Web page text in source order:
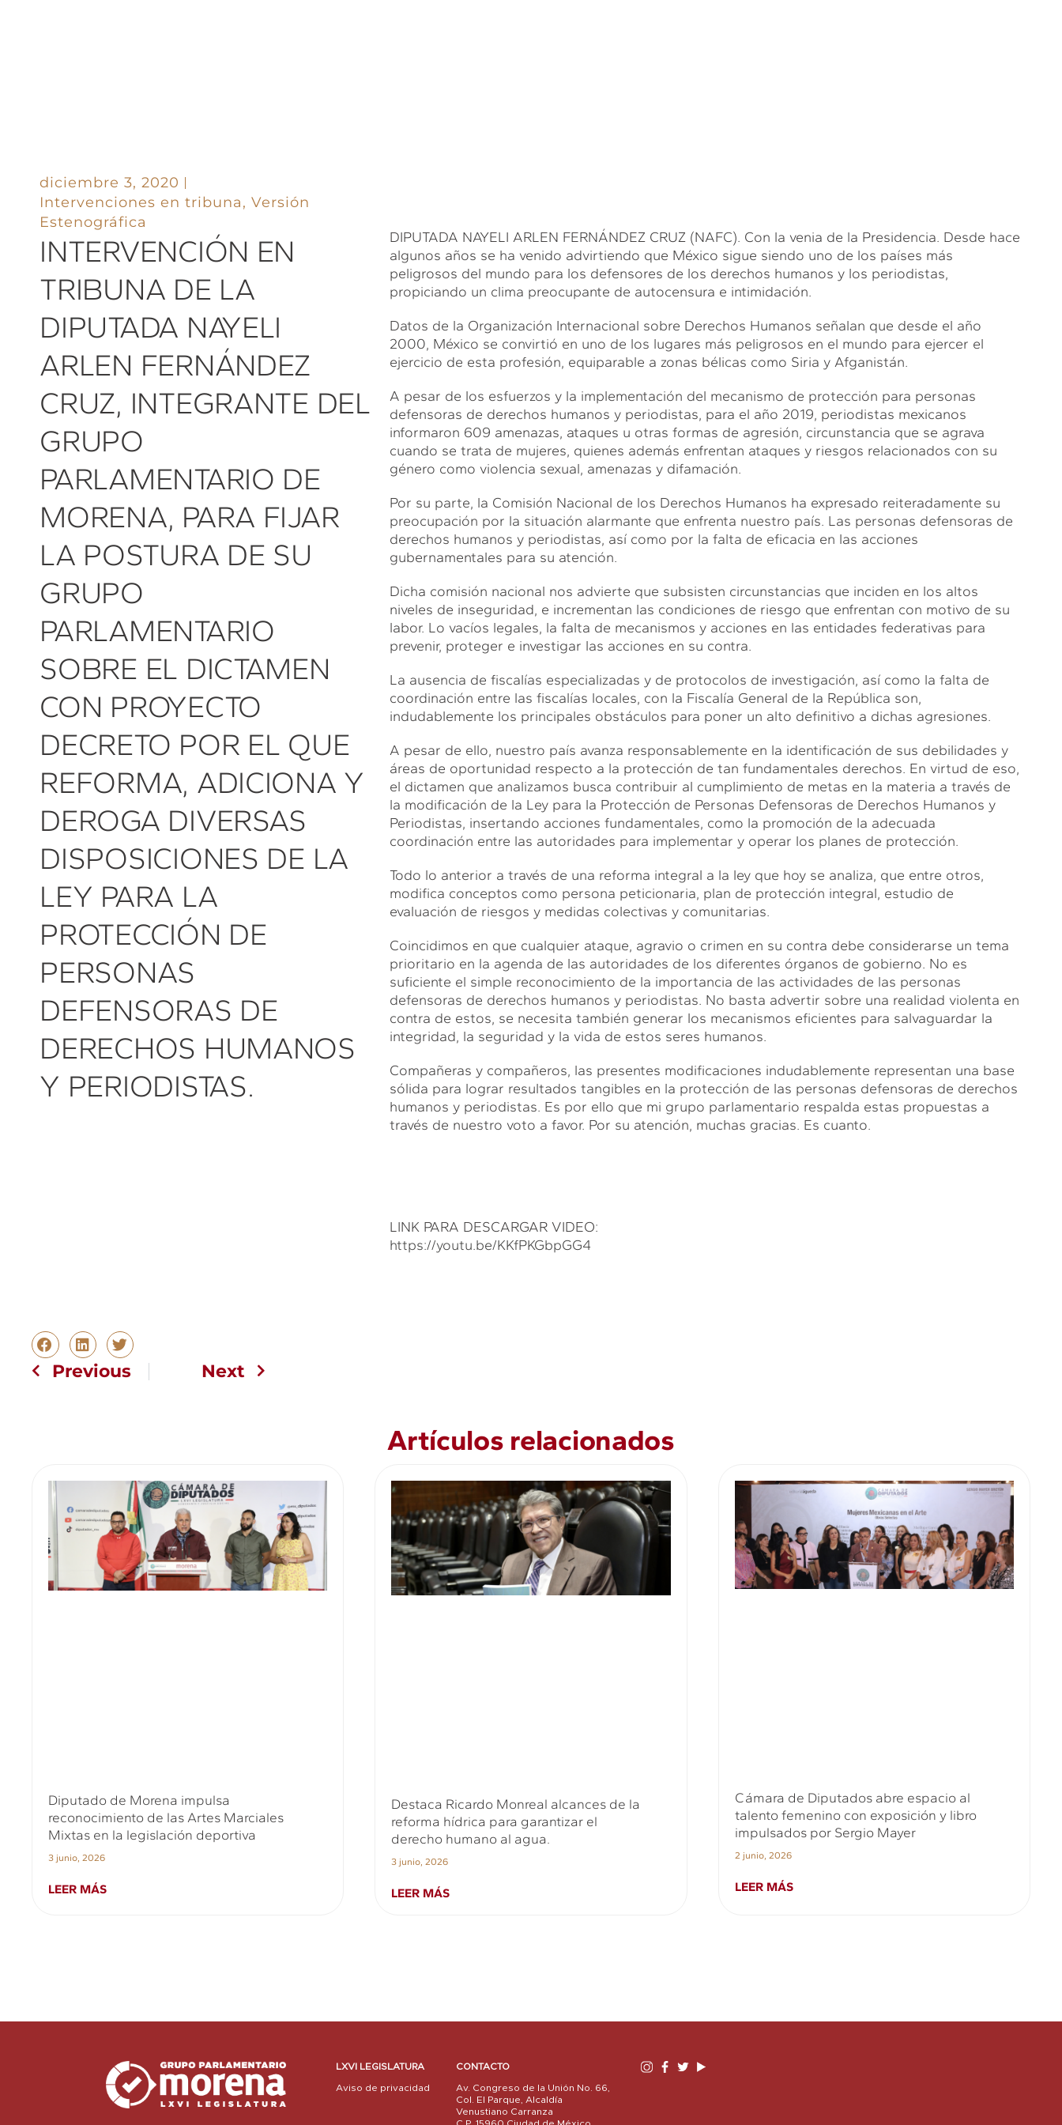
diciembre 3, 2020
Intervenciones en tribuna,Versión
Estenográfica
INTERVENCIÓN EN
TRIBUNA DE LA
DIPUTADA NAYELI
ARLEN FERNÁNDEZ
CRUZ, INTEGRANTE DEL
GRUPO
PARLAMENTARIO DE
MORENA, PARA FIJAR
LA POSTURA DE SU
GRUPO
PARLAMENTARIO
SOBRE EL DICTAMEN
CON PROYECTO
DECRETO POR EL QUE
REFORMA, ADICIONA Y
DEROGA DIVERSAS
DISPOSICIONES DE LA
LEY PARA LA
PROTECCIÓN DE
PERSONAS
DEFENSORAS DE
DERECHOS HUMANOS
Y PERIODISTAS.
DIPUTADA NAYELI ARLEN FERNÁNDEZ CRUZ (NAFC). Con la venia de la Presidencia. Desde hace
algunos años se ha venido advirtiendo que México sigue siendo uno de los países más
peligrosos del mundo para los defensores de los derechos humanos y los periodistas,
propiciando un clima preocupante de autocensura e intimidación.
Datos de la Organización Internacional sobre Derechos Humanos señalan que desde el año
2000, México se convirtió en uno de los lugares más peligrosos en el mundo para ejercer el
ejercicio de esta profesión, equiparable a zonas bélicas como Siria y Afganistán.
A pesar de los esfuerzos y la implementación del mecanismo de protección para personas
defensoras de derechos humanos y periodistas, para el año 2019, periodistas mexicanos
informaron 609 amenazas, ataques u otras formas de agresión, circunstancia que se agrava
cuando se trata de mujeres, quienes además enfrentan ataques y riesgos relacionados con su
género como violencia sexual, amenazas y difamación.
Por su parte, la Comisión Nacional de los Derechos Humanos ha expresado reiteradamente su
preocupación por la situación alarmante que enfrenta nuestro país. Las personas defensoras de
derechos humanos y periodistas, así como por la falta de eficacia en las acciones
gubernamentales para su atención.
Dicha comisión nacional nos advierte que subsisten circunstancias que inciden en los altos
niveles de inseguridad, e incrementan las condiciones de riesgo que enfrentan con motivo de su
labor. Lo vacíos legales, la falta de mecanismos y acciones en las entidades federativas para
prevenir, proteger e investigar las acciones en su contra.
La ausencia de fiscalías especializadas y de protocolos de investigación, así como la falta de
coordinación entre las fiscalías locales, con la Fiscalía General de la República son,
indudablemente los principales obstáculos para poner un alto definitivo a dichas agresiones.
A pesar de ello, nuestro país avanza responsablemente en la identificación de sus debilidades y
áreas de oportunidad respecto a la protección de tan fundamentales derechos. En virtud de eso,
el dictamen que analizamos busca contribuir al cumplimiento de metas en la materia a través de
la modificación de la Ley para la Protección de Personas Defensoras de Derechos Humanos y
Periodistas, insertando acciones fundamentales, como la promoción de la adecuada
coordinación entre las autoridades para implementar y operar los planes de protección.
Todo lo anterior a través de una reforma integral a la ley que hoy se analiza, que entre otros,
modifica conceptos como persona peticionaria, plan de protección integral, estudio de
evaluación de riesgos y medidas colectivas y comunitarias.
Coincidimos en que cualquier ataque, agravio o crimen en su contra debe considerarse un tema
prioritario en la agenda de las autoridades de los diferentes órganos de gobierno. No es
suficiente el simple reconocimiento de la importancia de las actividades de las personas
defensoras de derechos humanos y periodistas. No basta advertir sobre una realidad violenta en
contra de estos, se necesita también generar los mecanismos eficientes para salvaguardar la
integridad, la seguridad y la vida de estos seres humanos.
Compañeras y compañeros, las presentes modificaciones indudablemente representan una base
sólida para lograr resultados tangibles en la protección de las personas defensoras de derechos
humanos y periodistas. Es por ello que mi grupo parlamentario respalda estas propuestas a
través de nuestro voto a favor. Por su atención, muchas gracias. Es cuanto.
LINK PARA DESCARGAR VIDEO:
https://youtu.be/KKfPKGbpGG4
Previous Next
Artículos relacionados
Diputado de Morena impulsa
reconocimiento de las Artes Marciales
Mixtas en la legislación deportiva
3 junio, 2026
LEER MÁS
Destaca Ricardo Monreal alcances de la
reforma hídrica para garantizar el
derecho humano al agua.
3 junio, 2026
LEER MÁS
Cámara de Diputados abre espacio al
talento femenino con exposición y libro
impulsados por Sergio Mayer
2 junio, 2026
LEER MÁS
LXVI LEGISLATURA
Aviso de privacidad
CONTACTO
Av. Congreso de la Unión No. 66,
Col. El Parque, Alcaldía
Venustiano Carranza